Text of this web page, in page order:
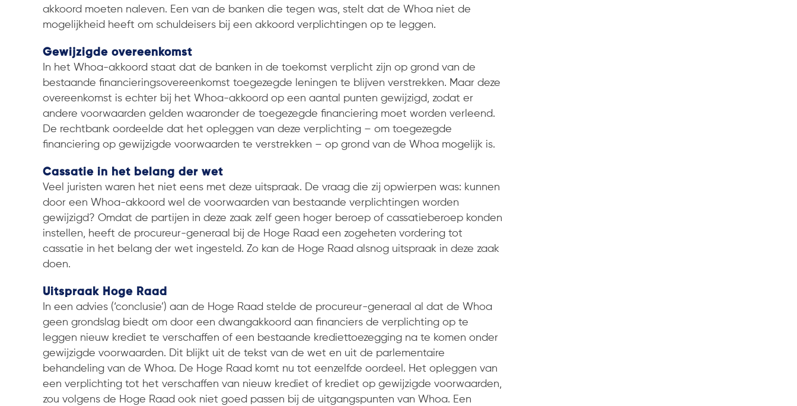
akkoord moeten naleven. Een van de banken die tegen was, stelt dat de Whoa niet de
mogelijkheid heeft om schuldeisers bij een akkoord verplichtingen op te leggen.
Gewijzigde overeenkomst
In het Whoa-akkoord staat dat de banken in de toekomst verplicht zijn op grond van de
bestaande financieringsovereenkomst toegezegde leningen te blijven verstrekken. Maar deze
overeenkomst is echter bij het Whoa-akkoord op een aantal punten gewijzigd, zodat er
andere voorwaarden gelden waaronder de toegezegde financiering moet worden verleend.
De rechtbank oordeelde dat het opleggen van deze verplichting – om toegezegde
financiering op gewijzigde voorwaarden te verstrekken – op grond van de Whoa mogelijk is.
Cassatie in het belang der wet
Veel juristen waren het niet eens met deze uitspraak. De vraag die zij opwierpen was: kunnen
door een Whoa-akkoord wel de voorwaarden van bestaande verplichtingen worden
gewijzigd? Omdat de partijen in deze zaak zelf geen hoger beroep of cassatieberoep konden
instellen, heeft de procureur-generaal bij de Hoge Raad een zogeheten vordering tot
cassatie in het belang der wet ingesteld. Zo kan de Hoge Raad alsnog uitspraak in deze zaak
doen.
Uitspraak Hoge Raad
In een advies (‘conclusie’) aan de Hoge Raad stelde de procureur-generaal al dat de Whoa
geen grondslag biedt om door een dwangakkoord aan financiers de verplichting op te
leggen nieuw krediet te verschaffen of een bestaande krediettoezegging na te komen onder
gewijzigde voorwaarden. Dit blijkt uit de tekst van de wet en uit de parlementaire
behandeling van de Whoa. De Hoge Raad komt nu tot eenzelfde oordeel. Het opleggen van
een verplichting tot het verschaffen van nieuw krediet of krediet op gewijzigde voorwaarden,
zou volgens de Hoge Raad ook niet goed passen bij de uitgangspunten van Whoa. Een